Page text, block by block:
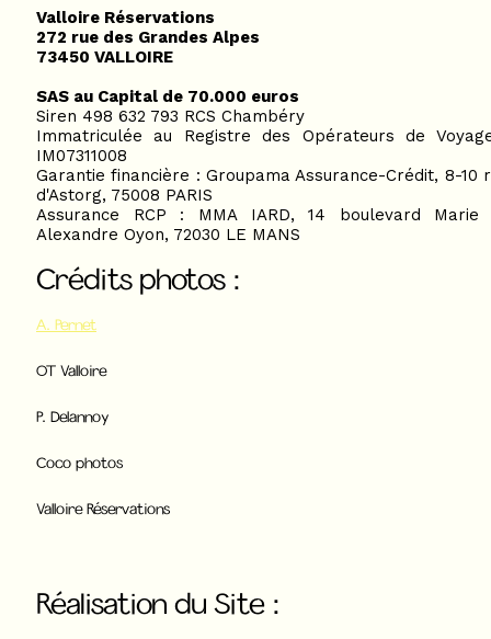
Valloire Réservations
272 rue des Grandes Alpes
73450 VALLOIRE
SAS au Capital de 70.000 euros
Siren 498 632 793 RCS Chambéry
Immatriculée au Registre des Opérateurs de
IM07311008
Garantie financière : Groupama Assurance-Crédit, 8-10
d'Astorg, 75008 PARIS
Assurance RCP : MMA IARD, 14 boulevard Marie
Alexandre Oyon, 72030 LE MANS
Crédits photos :
A. Pernet
OT Valloire
P. Delannoy
Coco photos
Valloire Réservations
Réalisation du Site :